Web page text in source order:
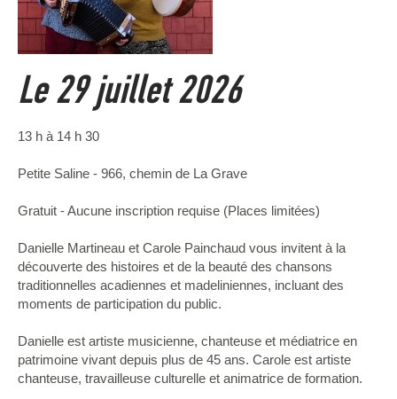
Le 29 juillet 2026
13 h à 14 h 30
Petite Saline - 966, chemin de La Grave
Gratuit - Aucune inscription requise (Places limitées)
Danielle Martineau et Carole Painchaud vous invitent à la
découverte des histoires et de la beauté des chansons
traditionnelles acadiennes et madeliniennes, incluant des
moments de participation du public.
Danielle est artiste musicienne, chanteuse et médiatrice en
patrimoine vivant depuis plus de 45 ans. Carole est artiste
chanteuse, travailleuse culturelle et animatrice de formation.